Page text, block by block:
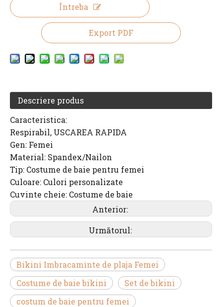
Întreba
Export PDF
Descriere produs
Caracteristica:
Respirabil, USCAREA RAPIDA
Gen: Femei
Material: Spandex/Nailon
Tip: Costume de baie pentru femei
Culoare: Culori personalizate
Cuvinte cheie: Costume de baie
Anterior:
Următorul:
Bikini Imbracaminte de plaja Femei
Costume de baie bikini
Set de bikini
costum de baie pentru femei